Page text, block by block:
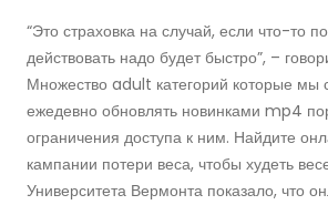
“Это страховка на случай, если что-то
действовать надо будет быстро”, –
Множество adult категорий которые мы
ежедевно обновлять новинками mp4
ограничения доступа к ним. Найдите
кампании потери веса, чтобы худеть
Университета Вермонта показало, что